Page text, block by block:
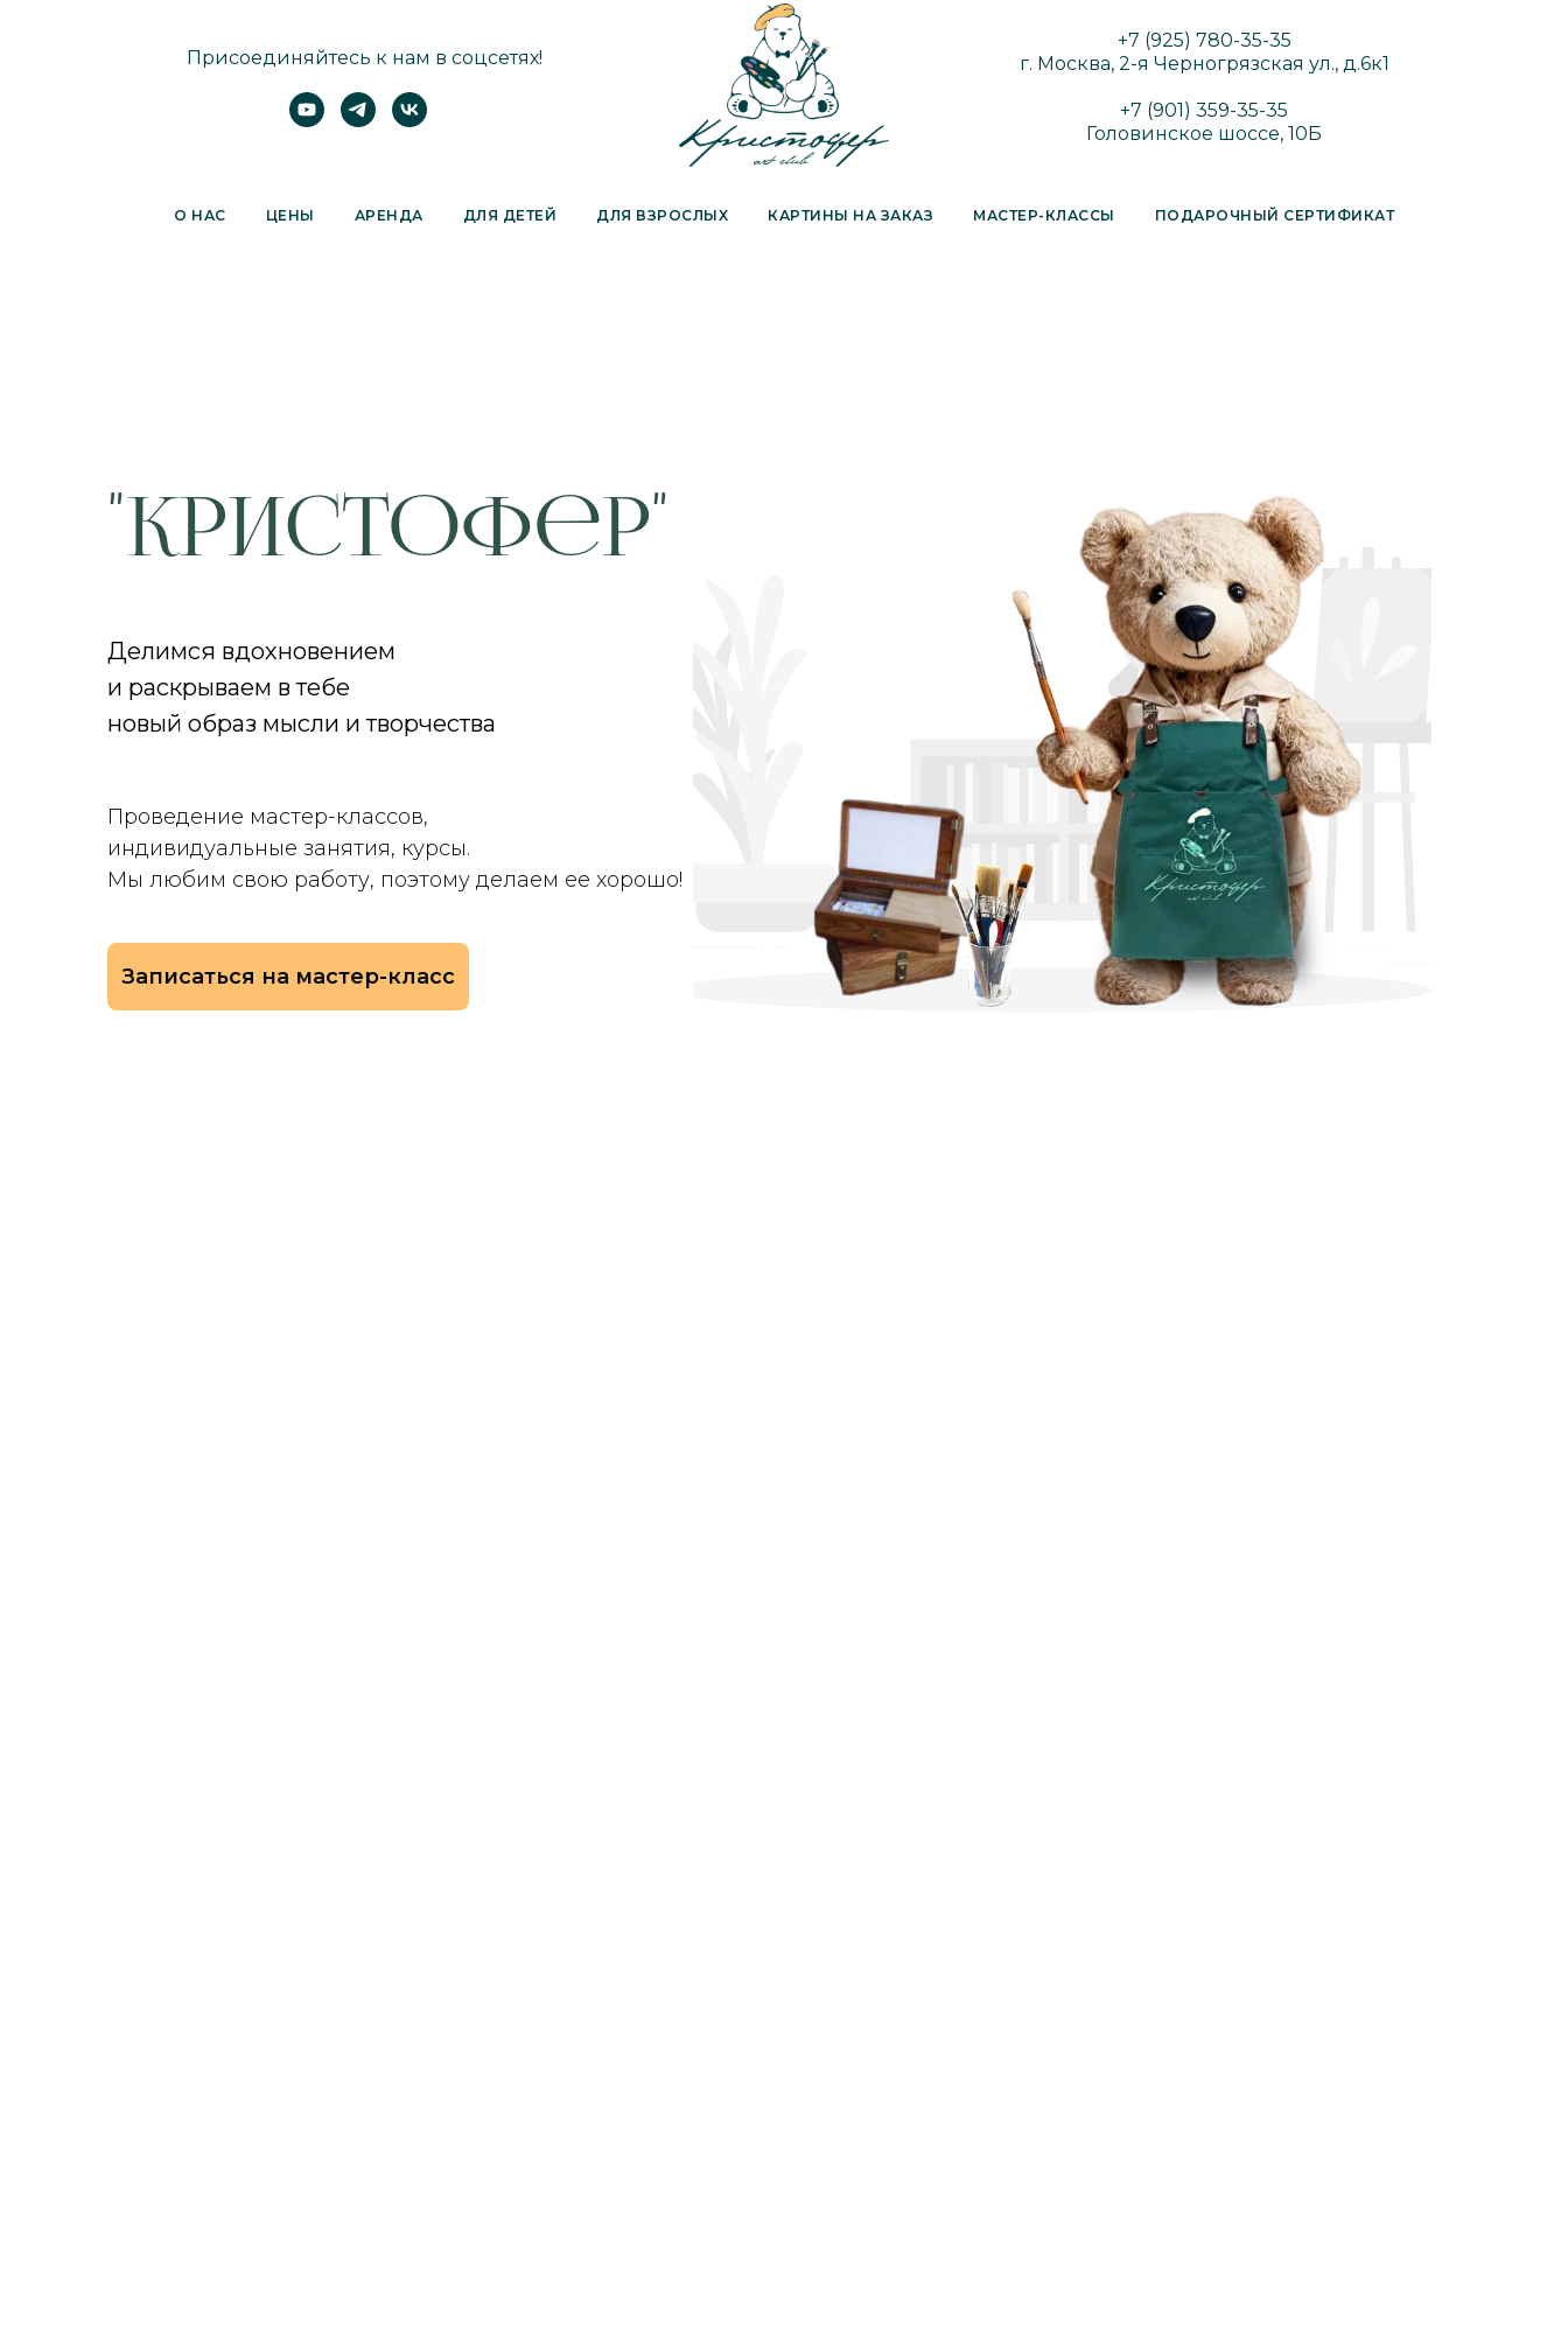
Присоединяйтесь к нам в соцсетях!
+7 (925) 780-35-35
г. Москва, 2-я Черногрязская ул., д.6к1
+7 (901) 359-35-35
Головинское шоссе, 10Б
О НАС ЦЕНЫ АРЕНДА ДЛЯ ДЕТЕЙ ДЛЯ ВЗРОСЛЫХ КАРТИНЫ НА ЗАКАЗ МАСТЕР-КЛАССЫ ПОДАРОЧНЫЙ СЕРТИФИКАТ
"Кристофер"
Делимся вдохновением
и раскрываем в тебе
новый образ мысли и творчества
Проведение мастер-классов,
индивидуальные занятия, курсы.
Мы любим свою работу, поэтому делаем ее хорошо!
Записаться на мастер-класс